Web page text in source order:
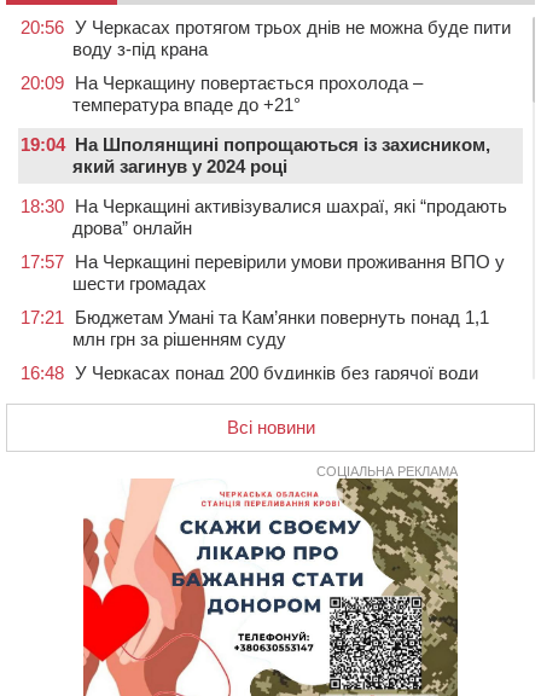
20:56 У Черкасах протягом трьох днів не можна буде пити
воду з-під крана
20:09 На Черкащину повертається прохолода –
температура впаде до +21°
19:04 На Шполянщині попрощаються із захисником,
який загинув у 2024 році
18:30 На Черкащині активізувалися шахраї, які “продають
дрова” онлайн
17:57 На Черкащині перевірили умови проживання ВПО у
шести громадах
17:21
Бюджетам Умані та Кам’янки повернуть понад 1,1
млн грн за рішенням суду
16:48 У Черкасах понад 200 будинків без гарячої води
На Звенигородщині провели в останню путь
загиблого на Херсонщині військового
Сьогодні ЛНЗ зустрінеться з “Карпатами” у Львові
Поблизу Умані нетверезий водій Jaguar протаранив
два автомобілі
У Черкасах попрощалися з матросом та
солдатом, які загинули на війні
У Жашкові чоловік погрожував людям гранатою і
зберігав вдома схрон боєприпасів
Всі новини
СОЦІАЛЬНА РЕКЛАМА